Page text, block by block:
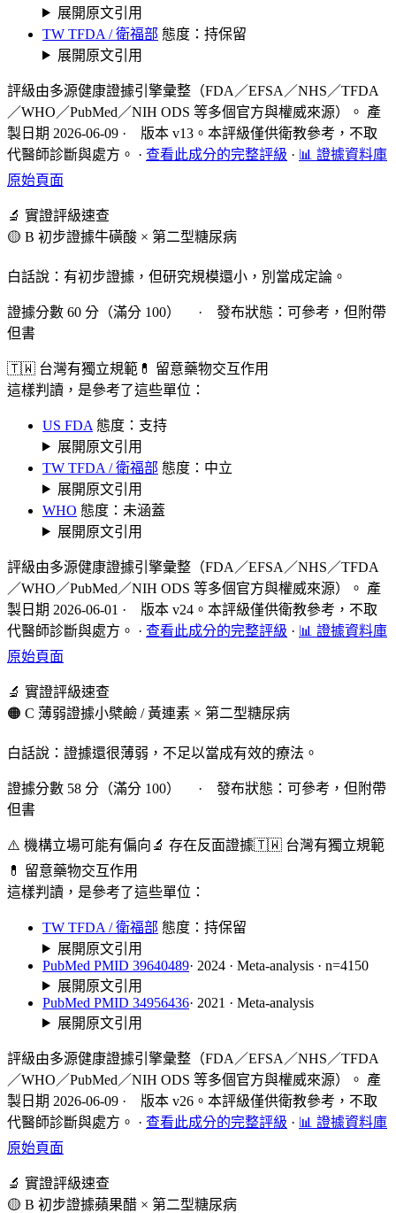
展開原文引用
TW TFDA / 衛福部 態度：持保留
展開原文引用
評級由多源健康證據引擎彙整（FDA／EFSA／NHS／TFDA
／WHO／PubMed／NIH ODS 等多個官方與權威來源）。 產
製日期 2026-06-09 · 版本 v13。本評級僅供衛教參考，不取
代醫師診斷與處方。 · 查看此成分的完整評級 · 📊 證據資料庫
原始頁面
🔬 實證評級速查
🟡 B 初步證據牛磺酸 × 第二型糖尿病
白話說：有初步證據，但研究規模還小，別當成定論。
證據分數 60 分（滿分 100） · 發布狀態：可參考，但附帶
但書
🇹🇼 台灣有獨立規範 💊 留意藥物交互作用
這樣判讀，是參考了這些單位：
US FDA 態度：支持
展開原文引用
TW TFDA / 衛福部 態度：中立
展開原文引用
WHO 態度：未涵蓋
展開原文引用
評級由多源健康證據引擎彙整（FDA／EFSA／NHS／TFDA
／WHO／PubMed／NIH ODS 等多個官方與權威來源）。 產
製日期 2026-06-01 · 版本 v24。本評級僅供衛教參考，不取
代醫師診斷與處方。 · 查看此成分的完整評級 · 📊 證據資料庫
原始頁面
🔬 實證評級速查
🟠 C 薄弱證據小檗鹼 / 黃連素 × 第二型糖尿病
白話說：證據還很薄弱，不足以當成有效的療法。
證據分數 58 分（滿分 100） · 發布狀態：可參考，但附帶
但書
⚠️ 機構立場可能有偏向 🔬 存在反面證據🇹🇼 台灣有獨立規範
💊 留意藥物交互作用
這樣判讀，是參考了這些單位：
TW TFDA / 衛福部 態度：持保留
展開原文引用
PubMed PMID 39640489· 2024 · Meta-analysis · n=4150
展開原文引用
PubMed PMID 34956436· 2021 · Meta-analysis
展開原文引用
評級由多源健康證據引擎彙整（FDA／EFSA／NHS／TFDA
／WHO／PubMed／NIH ODS 等多個官方與權威來源）。 產
製日期 2026-06-09 · 版本 v26。本評級僅供衛教參考，不取
代醫師診斷與處方。 · 查看此成分的完整評級 · 📊 證據資料庫
原始頁面
🔬 實證評級速查
🟡 B 初步證據蘋果醋 × 第二型糖尿病